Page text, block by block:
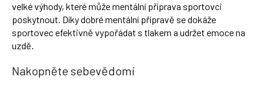
velké výhody, které může mentální příprava sportovci
poskytnout. Díky dobré mentální přípravě se dokáže
sportovec efektivně vypořádat s tlakem a udržet emoce na
uzdě.
Nakopněte sebevědomí